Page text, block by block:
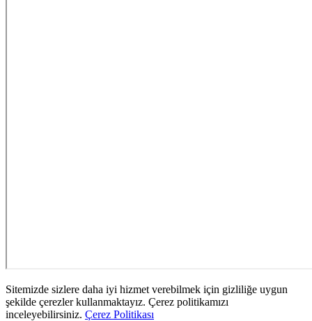
Sitemizde sizlere daha iyi hizmet verebilmek için gizliliğe uygun
şekilde çerezler kullanmaktayız. Çerez politikamızı
inceleyebilirsiniz. Çerez Politikası